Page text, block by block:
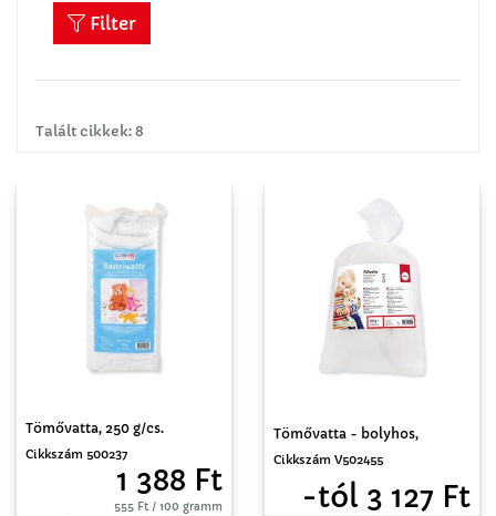
Talált cikkek: 8
Filter
Tömővatta, 250 g/cs.
Cikkszám 500237
1 388 Ft
555 Ft / 100 gramm
Tömővatta - bolyhos,
Cikkszám V502455
-tól 3 127 Ft